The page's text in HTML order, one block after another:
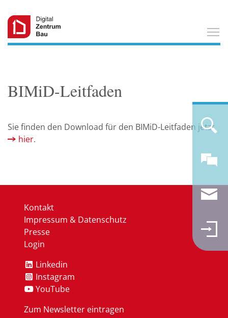
BIMiD-Leitfaden
Sie finden den Download für den BIMiD-Leitfaden jetzt
hier.
Kontakt
Impressum & Datenschutz
Presse
Login
Linkedin
Instagram
YouTube
Zum Newsletter eintragen